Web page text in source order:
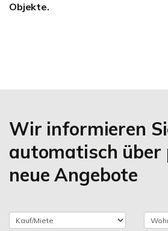
Objekte.
Wir informieren
automatisch über
neue Angebote